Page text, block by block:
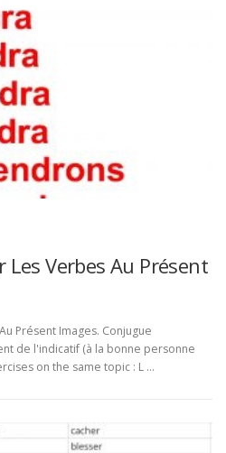
Verbes Au Présent
Présent Images. Conjugue
de l'indicatif (à la bonne personne
on the same topic : L …